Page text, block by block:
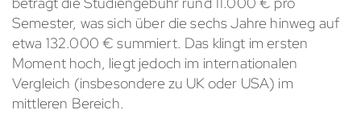
Semester, was sich über die sechs Jahre hinweg auf
etwa 132.000 € summiert. Das klingt im ersten
Moment hoch, liegt jedoch im internationalen
Vergleich (insbesondere zu UK oder USA) im
mittleren Bereich.